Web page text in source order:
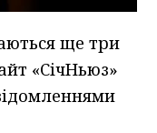
ще три
«СічНьюз»